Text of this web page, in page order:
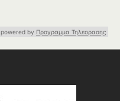
powered by Προγραμμα Τηλεορασης